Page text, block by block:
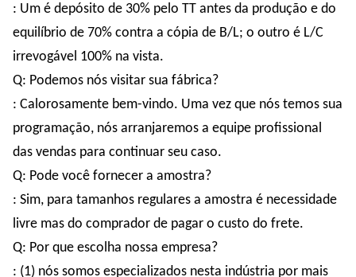
: Um é depósito de 30% pelo TT antes da produção e do
equilíbrio de 70% contra a cópia de B/L; o outro é L/C
irrevogável 100% na vista.
Q: Podemos nós visitar sua fábrica?
: Calorosamente bem-vindo. Uma vez que nós temos sua
programação, nós arranjaremos a equipe profissional
das vendas para continuar seu caso.
Q: Pode você fornecer a amostra?
: Sim, para tamanhos regulares a amostra é necessidade
livre mas do comprador de pagar o custo do frete.
Q: Por que escolha nossa empresa?
: (1) nós somos especializados nesta indústria por mais